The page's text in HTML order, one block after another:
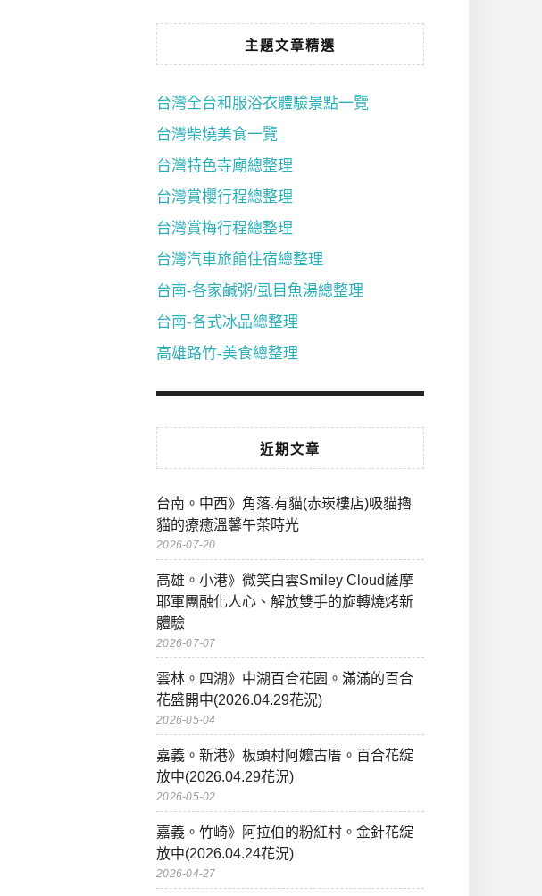
主題文章精選
台灣全台和服浴衣體驗景點一覽
台灣柴燒美食一覽
台灣特色寺廟總整理
台灣賞櫻行程總整理
台灣賞梅行程總整理
台灣汽車旅館住宿總整理
台南-各家鹹粥/虱目魚湯總整理
台南-各式冰品總整理
高雄路竹-美食總整理
近期文章
台南。中西》角落.有貓(赤崁樓店)吸貓擼
貓的療癒溫馨午茶時光
2026-07-20
高雄。小港》微笑白雲Smiley Cloud薩摩
耶軍團融化人心、解放雙手的旋轉燒烤新
體驗
2026-07-07
雲林。四湖》中湖百合花園。滿滿的百合
花盛開中(2026.04.29花況)
2026-05-04
嘉義。新港》板頭村阿嬤古厝。百合花綻
放中(2026.04.29花況)
2026-05-02
嘉義。竹崎》阿拉伯的粉紅村。金針花綻
放中(2026.04.24花況)
2026-04-27